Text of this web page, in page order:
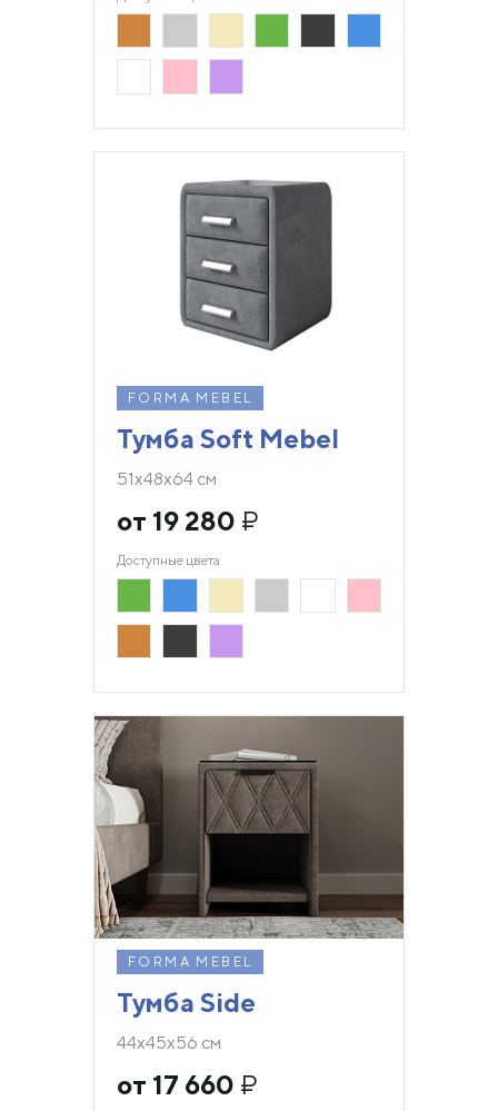
FORMA MEBEL
Тумба Soft Mebel
51х48х64 см
от 19 280 ₽
Доступные цвета
FORMA MEBEL
Тумба Side
44х45х56 см
от 17 660 ₽